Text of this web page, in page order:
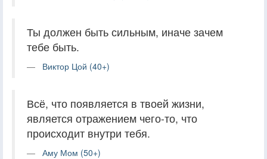
Ты должен быть сильным, иначе зачем
тебе быть.
Виктор Цой (40+)
Всё, что появляется в твоей жизни,
является отражением чего-то, что
происходит внутри тебя.
Аму Мом (50+)